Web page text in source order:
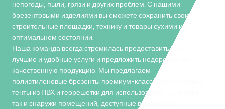
непогоды, пыли, грязи и других проблем. С нашими
брезентовыми изделиями вы сможете сохранить свои
строительные площадки, технику и товары сухими и в
оптимальном состоянии.
Наша команда всегда стремилась предоставить вам
лучшие и удобные услуги и предложить недорогую, но
качественную продукцию. Мы предлагаем
полиэтиленовые брезенты премиум-класса, брезентовые
тенты из ПВХ и георешетки для использования как внутри,
так и снаружи помещений, доступные в размерах,